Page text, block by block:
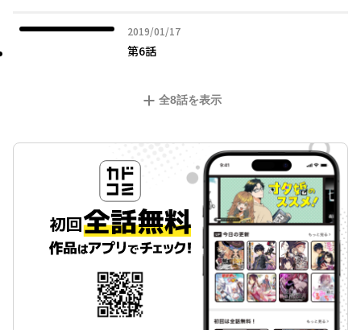
2019/01/17
2019年01月17日
第6話
全8話を表示